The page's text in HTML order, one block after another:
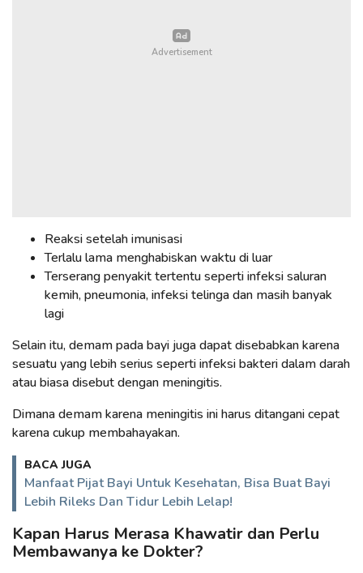
Reaksi setelah imunisasi
Terlalu lama menghabiskan waktu di luar
Terserang penyakit tertentu seperti infeksi saluran
kemih, pneumonia, infeksi telinga dan masih banyak
lagi
Selain itu, demam pada bayi juga dapat disebabkan karena
sesuatu yang lebih serius seperti infeksi bakteri dalam darah
atau biasa disebut dengan meningitis.
Dimana demam karena meningitis ini harus ditangani cepat
karena cukup membahayakan.
BACA JUGA
Manfaat Pijat Bayi Untuk Kesehatan, Bisa Buat Bayi
Lebih Rileks Dan Tidur Lebih Lelap!
Kapan Harus Merasa Khawatir dan Perlu
Membawanya ke Dokter?